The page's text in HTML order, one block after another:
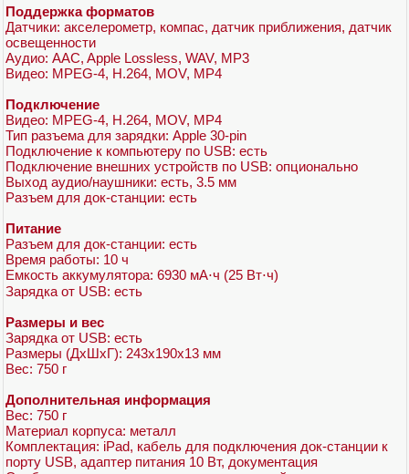
Поддержка форматов
Датчики: акселерометр, компас, датчик приближения, датчик
освещенности
Аудио: AAC, Apple Lossless, WAV, MP3
Видео: MPEG-4, H.264, MOV, MP4
Подключение
Видео: MPEG-4, H.264, MOV, MP4
Тип разъема для зарядки: Apple 30-pin
Подключение к компьютеру по USB: есть
Подключение внешних устройств по USB: опционально
Выход аудио/наушники: есть, 3.5 мм
Разъем для док-станции: есть
Питание
Разъем для док-станции: есть
Время работы: 10 ч
Емкость аккумулятора: 6930 мА⋅ч (25 Вт⋅ч)
Зарядка от USB: есть
Размеры и вес
Зарядка от USB: есть
Размеры (ДхШхГ): 243x190x13 мм
Вес: 750 г
Дополнительная информация
Вес: 750 г
Материал корпуса: металл
Комплектация: iPad, кабель для подключения док-станции к
порту USB, адаптер питания 10 Вт, документация